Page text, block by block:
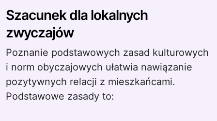
Szacunek dla lokalnych
zwyczajów
Poznanie podstawowych zasad kulturowych
i norm obyczajowych ułatwia nawiązanie
pozytywnych relacji z mieszkańcami.
Podstawowe zasady to: